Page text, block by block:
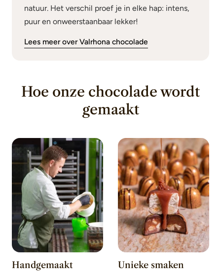
natuur. Het verschil proef je in elke hap: intens,
puur en onweerstaanbaar lekker!
Lees meer over Valrhona chocolade
Hoe onze chocolade wordt
gemaakt
Handgemaakt Unieke smaken